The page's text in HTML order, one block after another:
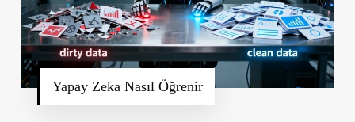
Yapay Zeka Nasıl Öğrenir